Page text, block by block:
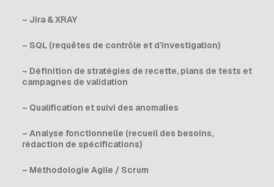
– Jira & XRAY
– SQL (requêtes de contrôle et d’investigation)
– Définition de stratégies de recette, plans de tests et
campagnes de validation
– Qualification et suivi des anomalies
– Analyse fonctionnelle (recueil des besoins,
rédaction de spécifications)
– Méthodologie Agile / Scrum